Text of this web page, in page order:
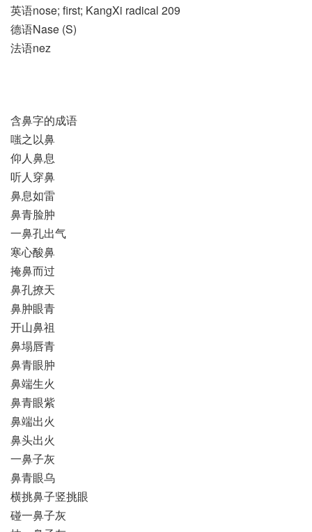
英语nose; first; KangXi radical 209
德语Nase (S)
法语nez
含鼻字的成语
嗤之以鼻
仰人鼻息
听人穿鼻
鼻息如雷
鼻青脸肿
一鼻孔出气
寒心酸鼻
掩鼻而过
鼻孔撩天
鼻肿眼青
开山鼻祖
鼻塌唇青
鼻青眼肿
鼻端生火
鼻青眼紫
鼻端出火
鼻头出火
一鼻子灰
鼻青眼乌
横挑鼻子竖挑眼
碰一鼻子灰